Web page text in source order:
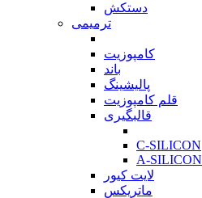
دستکش
ترمیمی
کامپوزیت
باند
پالیشینگ
قلم کامپوزیت
قالبگیری
C-SILICON
A-SILICON
لایت کیور
ماتریکس